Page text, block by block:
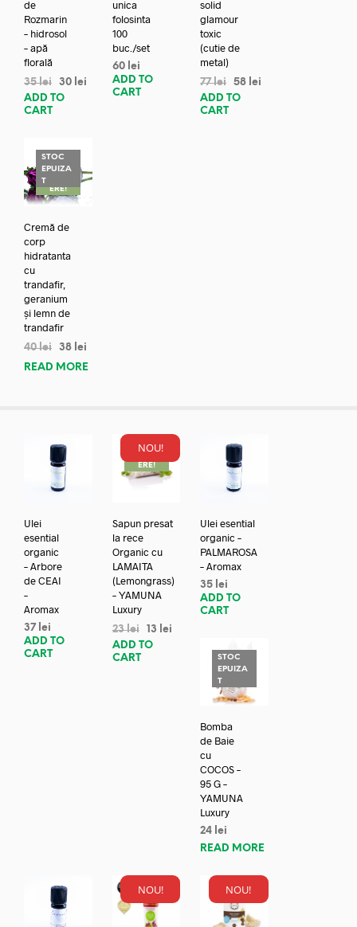
de
Rozmarin
– hidrosol
– apă
florală
35lei 30 lei
ADD TO
CART
unica
folosinta
100
buc./set
60 lei
ADD TO
CART
solid
glamour
toxic
(cutie de
metal)
77lei 58 lei
ADD TO
CART
STOC
EPUIZA
TREDUC
ERE!
Cremă de
corp
hidratanta
cu
trandafir,
geranium
și lemn de
trandafir
40lei 38 lei
READ MORE
Ulei
esential
organic
– Arbore
de CEAI
–
Aromax
37 lei
ADD TO
CART
NOU!
REDUC
ERE!
Sapun presat
la rece
Organic cu
LAMAITA
(Lemongrass)
– YAMUNA
Luxury
23lei 13
lei
ADD TO
CART
Ulei esential
organic –
PALMAROSA
– Aromax
35 lei
ADD TO
CART
STOC
EPUIZA
T
Bomba
de Baie
cu
COCOS –
95 G –
YAMUNA
Luxury
24 lei
READ MORE
NOU! NOU!